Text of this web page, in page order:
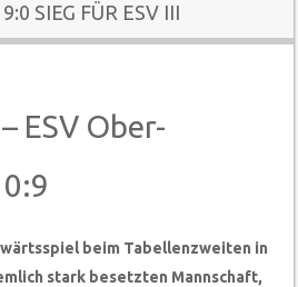
SIEG FÜR ESV III
ESV Ober-
beim Tabellenzweiten in
stark besetzten Mannschaft,